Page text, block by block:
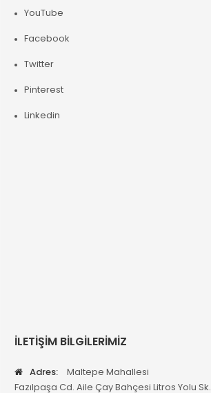
YouTube
Facebook
Twitter
Pinterest
Linkedin
İLETİŞİM BİLGİLERİMİZ
Adres:
Maltepe Mahallesi
Fazılpaşa Cd. Aile Çay Bahçesi Litros Yolu Sk.